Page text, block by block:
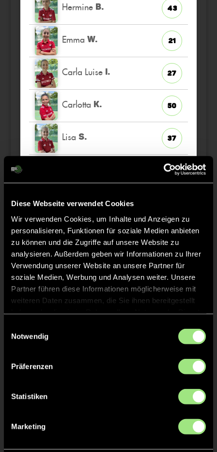
Diese Webseite verwendet Cookies
Wir verwenden Cookies, um Inhalte und Anzeigen zu
personalisieren, Funktionen für soziale Medien anbieten
zu können und die Zugriffe auf unsere Website zu
analysieren. Außerdem geben wir Informationen zu Ihrer
Verwendung unserer Website an unsere Partner für
soziale Medien, Werbung und Analysen weiter. Unsere
Partner führen diese Informationen möglicherweise mit
weiteren Daten zusammen, die Sie ihnen bereitgestellt
Notwendig
Präferenzen
Statistiken
Marketing
Hermine B. 43
Emma W. 21
Carla Luise I. 27
Carlotta K. 50
Lisa S. 37
24
Pauline L.
Maria L. 25
Staff